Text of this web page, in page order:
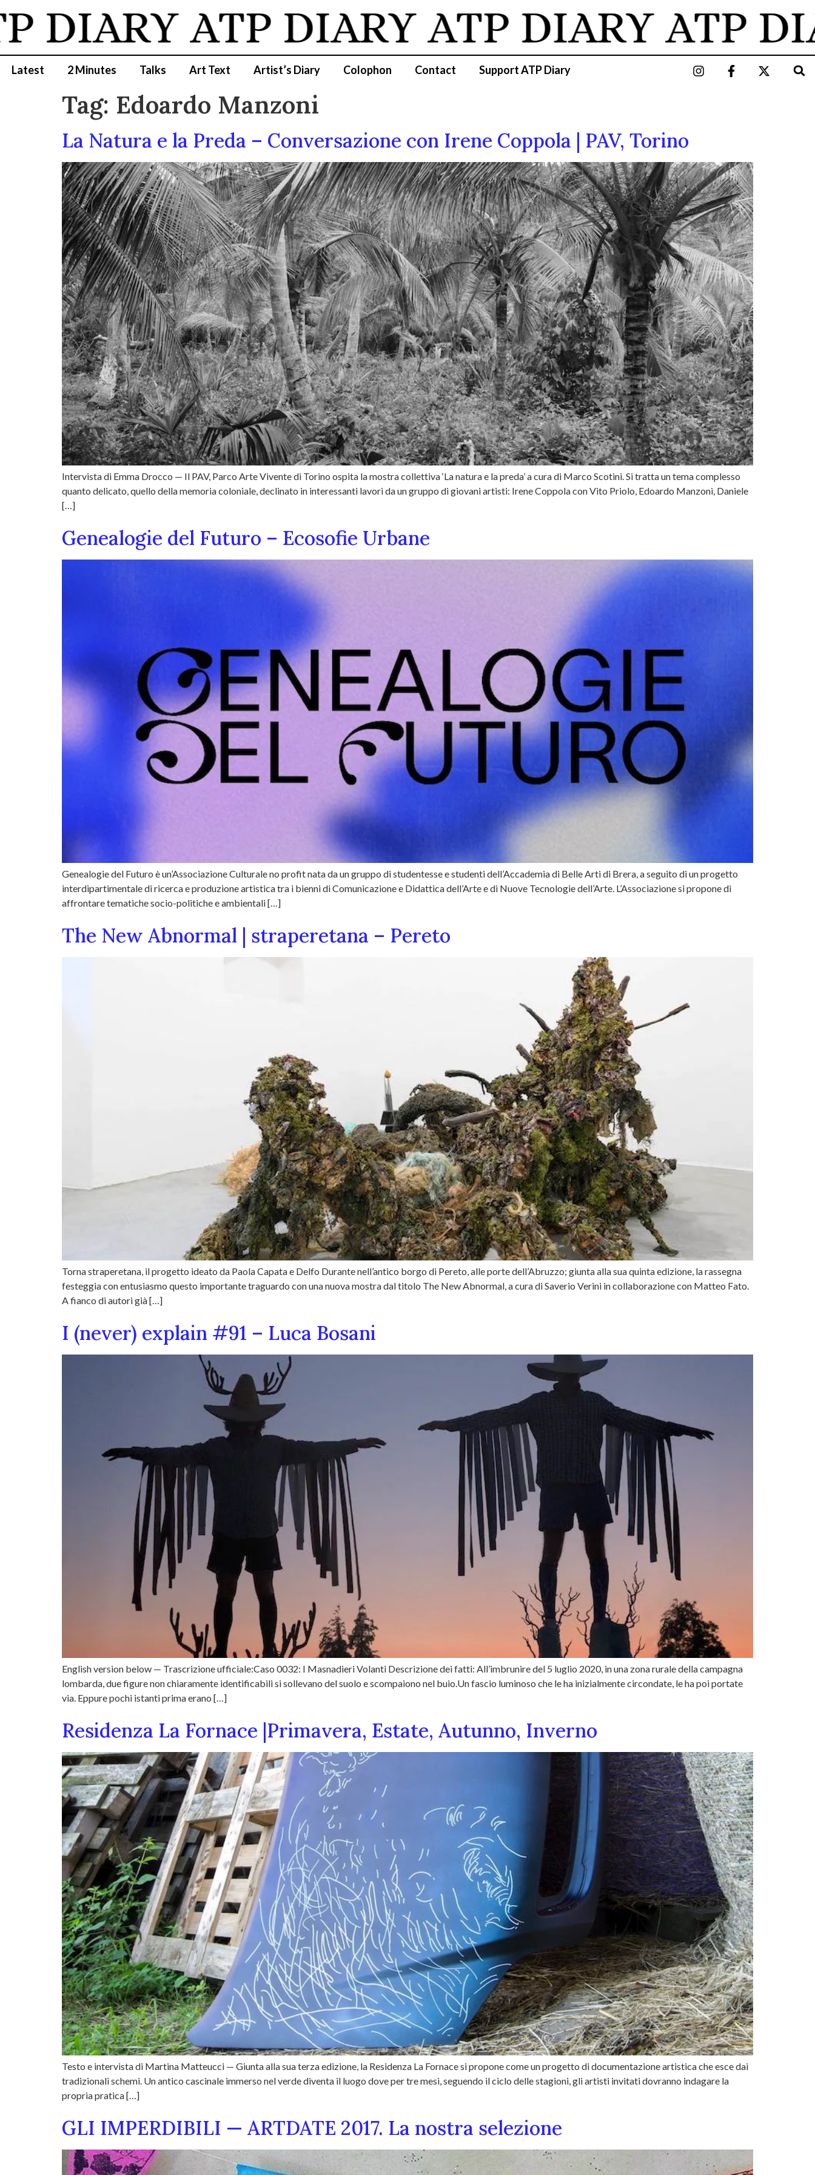
ATP DIARY ATP DIARY ATP
Latest 2 Minutes Talks Art Text Artist’s Diary Colophon Contact Support ATP Diary
Tag: Edoardo Manzoni
La Natura e la Preda – Conversazione con Irene Coppola | PAV, Torino
Intervista di Emma Drocco — Il PAV, Parco Arte Vivente di Torino ospita la mostra collettiva ‘La natura e la preda’ a cura di Marco Scotini. Si tratta un tema complesso
quanto delicato, quello della memoria coloniale, declinato in interessanti lavori da un gruppo di giovani artisti: Irene Coppola con Vito Priolo, Edoardo Manzoni, Daniele
[…]
Genealogie del Futuro – Ecosofie Urbane
Genealogie del Futuro è un’Associazione Culturale no profit nata da un gruppo di studentesse e studenti dell’Accademia di Belle Arti di Brera, a seguito di un progetto
interdipartimentale di ricerca e produzione artistica tra i bienni di Comunicazione e Didattica dell’Arte e di Nuove Tecnologie dell’Arte. L’Associazione si propone di
affrontare tematiche socio-politiche e ambientali […]
The New Abnormal | straperetana – Pereto
Torna straperetana, il progetto ideato da Paola Capata e Delfo Durante nell’antico borgo di Pereto, alle porte dell’Abruzzo; giunta alla sua quinta edizione, la rassegna
festeggia con entusiasmo questo importante traguardo con una nuova mostra dal titolo The New Abnormal, a cura di Saverio Verini in collaborazione con Matteo Fato.
A fianco di autori già […]
I (never) explain #91 – Luca Bosani
English version below — Trascrizione ufficiale:Caso 0032: I Masnadieri Volanti Descrizione dei fatti: All’imbrunire del 5 luglio 2020, in una zona rurale della campagna
lombarda, due figure non chiaramente identificabili si sollevano del suolo e scompaiono nel buio.Un fascio luminoso che le ha inizialmente circondate, le ha poi portate
via. Eppure pochi istanti prima erano […]
Residenza La Fornace |Primavera, Estate, Autunno, Inverno
Testo e intervista di Martina Matteucci — Giunta alla sua terza edizione, la Residenza La Fornace si propone come un progetto di documentazione artistica che esce dai
tradizionali schemi. Un antico cascinale immerso nel verde diventa il luogo dove per tre mesi, seguendo il ciclo delle stagioni, gli artisti invitati dovranno indagare la
propria pratica […]
GLI IMPERDIBILI — ARTDATE 2017. La nostra selezione